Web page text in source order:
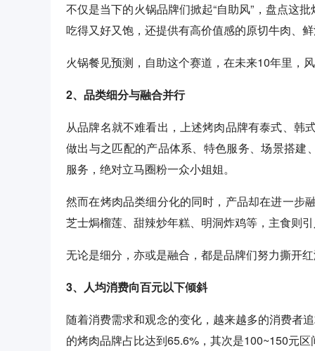
不仅是当下的火锅品牌们掀起“自助风”，盘点这
吃得又好又饱，还提供有高价值感的原切牛肉、
火锅餐见预测，自助这个赛道，在未来10年里，
2、品类细分与融合并行
从品牌名就不难看出，上述烤肉品牌有泰式、韩
做出与之匹配的产品体系、特色服务、场景搭建
服务，绝对立马圈粉一众小姐姐。
然而在烤肉品类细分化的同时，产品却在进一步
芝士焗榴莲、甜辣炒年糕、明洞炸鸡等，主食则
无论是细分，亦或是融合，都是品牌们努力撕开红
3、人均消费向百元以下倾斜
随着消费需求和观念的变化，越来越多的消费者
的烤肉品牌占比达到65.6%，其次是100~150元